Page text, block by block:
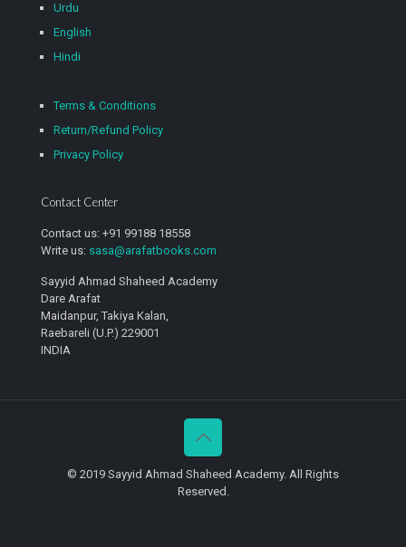
Urdu
English
Hindi
Terms & Conditions
Return/Refund Policy
Privacy Policy
Contact Center
Contact us: +91 99188 18558
Write us: sasa@arafatbooks.com
Sayyid Ahmad Shaheed Academy
Dare Arafat
Maidanpur, Takiya Kalan,
Raebareli (U.P.) 229001
INDIA
© 2019 Sayyid Ahmad Shaheed Academy. All Rights
Reserved.